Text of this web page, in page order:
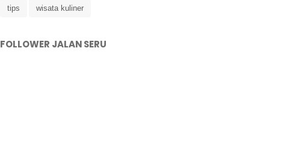
tips wisata kuliner
FOLLOWER JALAN SERU